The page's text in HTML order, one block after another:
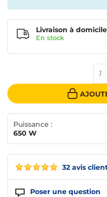
32 avis
Poser une question
1
Livraison à domicile
En stock
Puissance :
650 W